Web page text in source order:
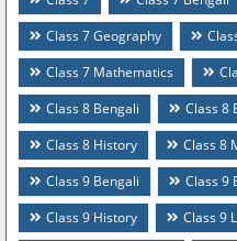
Class 7 Geography
Class 7 Mathematics
Class 8 Bengali
Class 8
Class 8 History
Class 8
Class 9 Bengali
Class 9
Class 9 History
Class 9